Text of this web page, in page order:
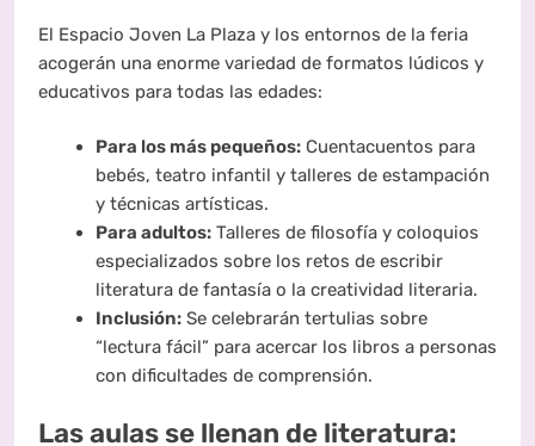
El Espacio Joven La Plaza y los entornos de la feria
acogerán una enorme variedad de formatos lúdicos y
educativos para todas las edades:
Para los más pequeños:Cuentacuentos para
bebés, teatro infantil y talleres de estampación
y técnicas artísticas.
Para adultos:Talleres de filosofía y coloquios
especializados sobre los retos de escribir
literatura de fantasía o la creatividad literaria.
Inclusión:Se celebrarán tertulias sobre
“lectura fácil” para acercar los libros a personas
con dificultades de comprensión.
Las aulas se llenan de literatura: